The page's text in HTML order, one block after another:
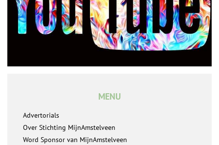
MENU
Advertorials
Over Stichting MijnAmstelveen
Word Sponsor van MijnAmstelveen